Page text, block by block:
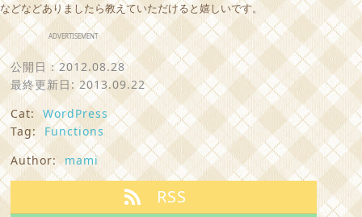
などなどありましたら教えていただけると嬉しいです。
ADVERTISEMENT
公開日：2012.08.28
最終更新日: 2013.09.22
Cat: WordPress
Tag: Functions
Author:
mami
RSS